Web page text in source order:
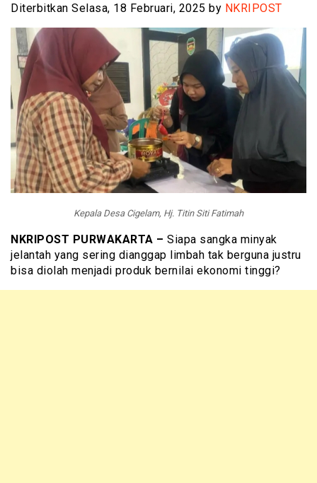
Diterbitkan Selasa, 18 Februari, 2025 by NKRIPOST
Kepala Desa Cigelam, Hj. Titin Siti Fatimah
NKRIPOST PURWAKARTA – Siapa sangka minyak
jelantah yang sering dianggap limbah tak berguna justru
bisa diolah menjadi produk bernilai ekonomi tinggi?